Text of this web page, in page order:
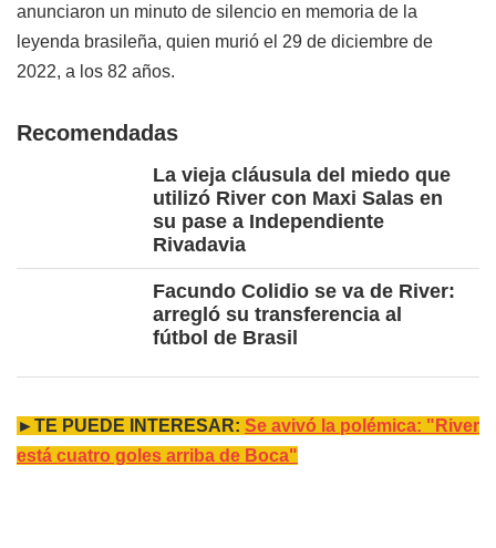
anunciaron un minuto de silencio en memoria de la
leyenda brasileña, quien murió el 29 de diciembre de
2022, a los 82 años.
Recomendadas
La vieja cláusula del miedo que
utilizó River con Maxi Salas en
su pase a Independiente
Rivadavia
Facundo Colidio se va de River:
arregló su transferencia al
fútbol de Brasil
►TE PUEDE INTERESAR: Se avivó la polémica: "River
está cuatro goles arriba de Boca"